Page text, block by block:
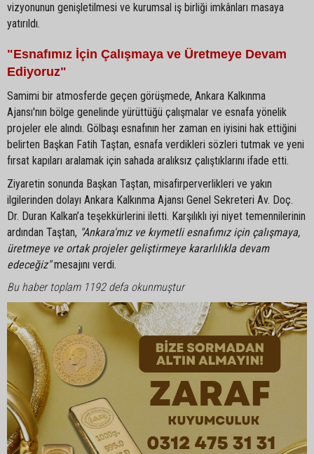
vizyonunun genişletilmesi ve kurumsal iş birliği imkânları masaya
yatırıldı.
"Esnafımız İçin Çalışmaya ve Üretmeye Devam
Ediyoruz"
Samimi bir atmosferde geçen görüşmede, Ankara Kalkınma
Ajansı'nın bölge genelinde yürüttüğü çalışmalar ve esnafa yönelik
projeler ele alındı. Gölbaşı esnafının her zaman en iyisini hak ettiğini
belirten Başkan Fatih Taştan, esnafa verdikleri sözleri tutmak ve yeni
fırsat kapıları aralamak için sahada aralıksız çalıştıklarını ifade etti.
Ziyaretin sonunda Başkan Taştan, misafirperverlikleri ve yakın
ilgilerinden dolayı Ankara Kalkınma Ajansı Genel Sekreteri Av. Doç.
Dr. Duran Kalkan’a teşekkürlerini iletti. Karşılıklı iyi niyet temennilerinin
ardından Taştan, "Ankara'mız ve kıymetli esnafımız için çalışmaya,
üretmeye ve ortak projeler geliştirmeye kararlılıkla devam
edeceğiz"mesajını verdi.
Bu haber toplam 1192 defa okunmuştur